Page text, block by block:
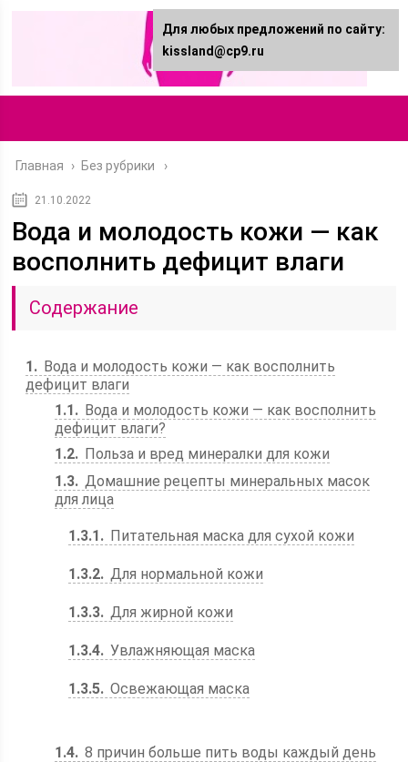
Главная › Без рубрики
21.10.2022
Вода и молодость кожи — как
восполнить дефицит влаги
Содержание
1
Вода и молодость кожи — как восполнить
дефицит влаги
1.1
Вода и молодость кожи — как восполнить
дефицит влаги?
1.2
Польза и вред минералки для кожи
1.3 Домашние рецепты минеральных масок
для лица
1.3.1 Питательная маска для сухой кожи
1.3.2 Для нормальной кожи
1.3.3 Для жирной кожи
1.3.4 Увлажняющая маска
1.3.5 Освежающая маска
1.4 8 причин больше пить воды каждый день
Для любых предложений по сайту:
kissland@cp9.ru